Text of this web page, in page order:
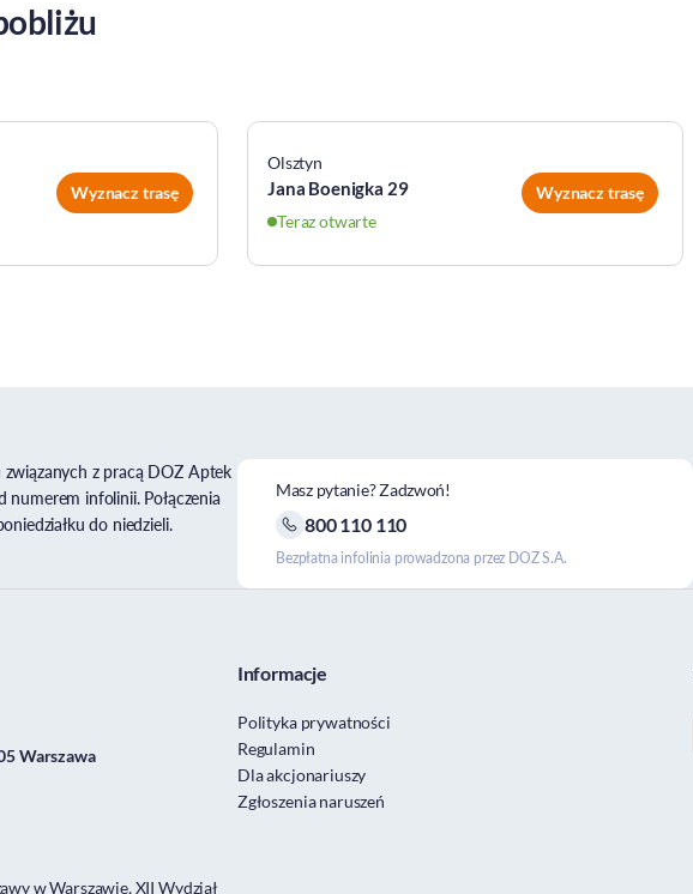
Wyznacz trasę
Olsztyn
Jana Boenigka 29
Teraz otwarte
Wyznacz trasę
z pracą DOZ Aptek
infolinii. Połączenia
do niedzieli.
Masz pytanie? Zadzwoń!
800 110 110
Bezpłatna infolinia prowadzona przez DOZ S.A.
Warszawa
w Warszawie, XII Wydział
Informacje
Polityka prywatności
Regulamin
Dla akcjonariuszy
Zgłoszenia naruszeń